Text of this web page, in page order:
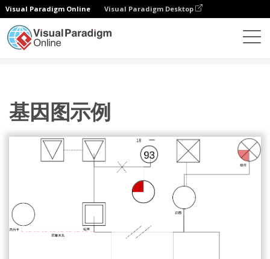
Visual Paradigm Online Visual Paradigm Desktop
基因图示例